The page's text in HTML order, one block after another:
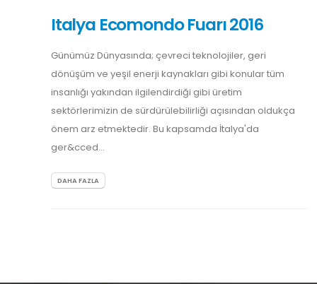
Italya Ecomondo Fuarı 2016
Günümüz Dünyasında; çevreci teknolojiler, geri
dönüşüm ve yeşil enerji kaynakları gibi konular tüm
insanlığı yakından ilgilendirdiği gibi üretim
sektörlerimizin de sürdürülebilirliği açısından oldukça
önem arz etmektedir. Bu kapsamda İtalya'da
ger&cced...
DAHA FAZLA